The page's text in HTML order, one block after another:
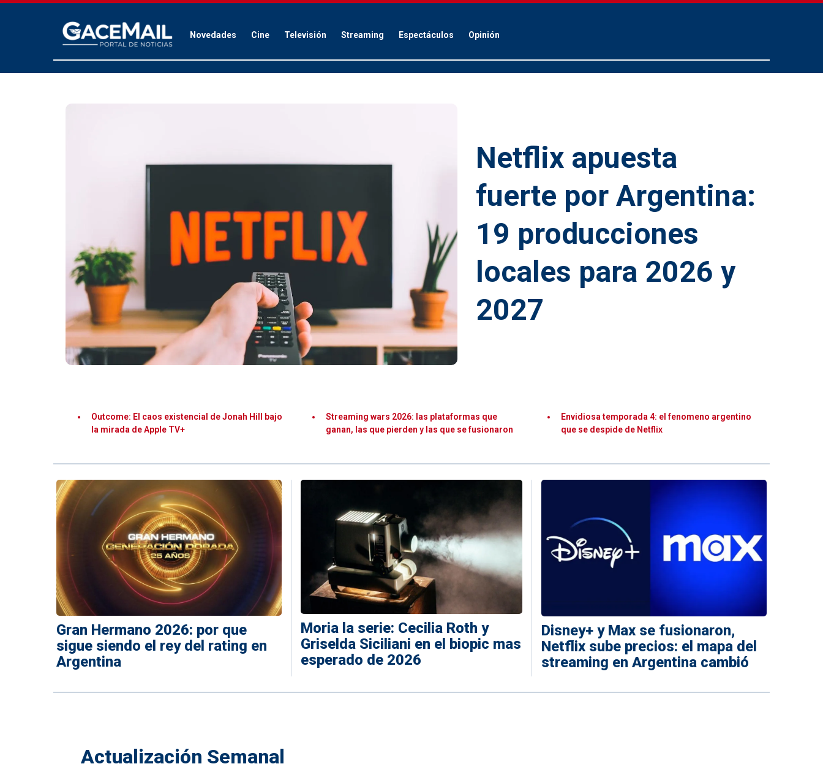
Novedades Cine Televisión Streaming Espectáculos Opinión
Netflix apuesta
fuerte por Argentina:
19 producciones
locales para 2026 y
2027
Outcome: El caos existencial de Jonah Hill bajo
la mirada de Apple TV+
Streaming wars 2026: las plataformas que
ganan, las que pierden y las que se fusionaron
Envidiosa temporada 4: el fenomeno argentino
que se despide de Netflix
Gran Hermano 2026: por que
sigue siendo el rey del rating en
Argentina
Moria la serie: Cecilia Roth y
Griselda Siciliani en el biopic mas
esperado de 2026
Disney+ y Max se fusionaron,
Netflix sube precios: el mapa del
streaming en Argentina cambió
Actualización Semanal